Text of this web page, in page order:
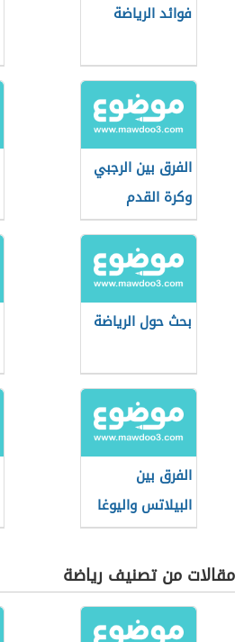
فوائد الرياضة
الفرق بين الرجبي
وكرة القدم
الأمريكية
بحث حول الرياضة
الفرق بين
البيلاتس واليوغا
مقالات من تصنيف رياضة